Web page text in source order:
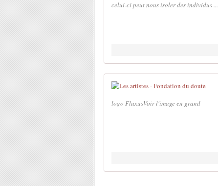
celui-ci peut nous isoler des individus ...
logo FluxusVoir l'image en grand